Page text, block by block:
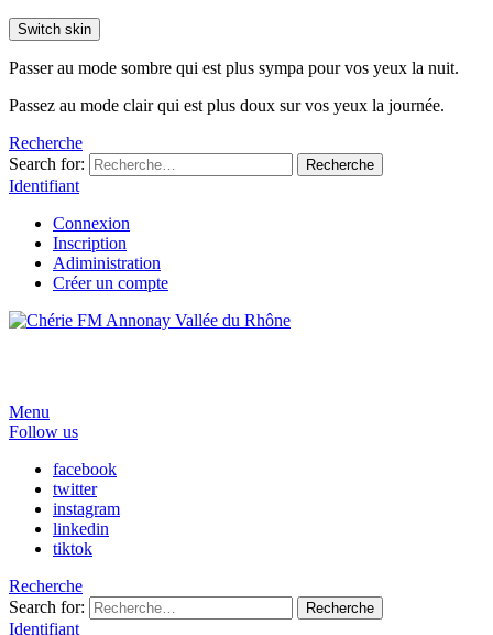
Switch skin
Passer au mode sombre qui est plus sympa pour vos yeux la nuit.
Passez au mode clair qui est plus doux sur vos yeux la journée.
Recherche
Search for:
Recherche
Identifiant
Connexion
Inscription
Adiministration
Créer un compte
Menu
Follow us
facebook
twitter
instagram
linkedin
tiktok
Recherche
Search for:
Recherche
Identifiant